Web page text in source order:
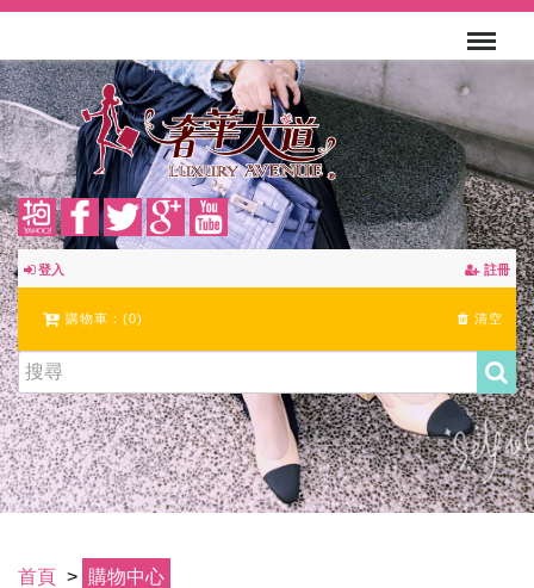
登入 註冊
購物車：(0) 清空
首頁 > 購物中心